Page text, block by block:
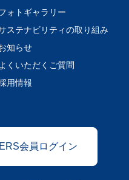
ォトギャラリー
ステナビリティの取り組み
知らせ
よくいただくご質問
用情報
会員ログイン